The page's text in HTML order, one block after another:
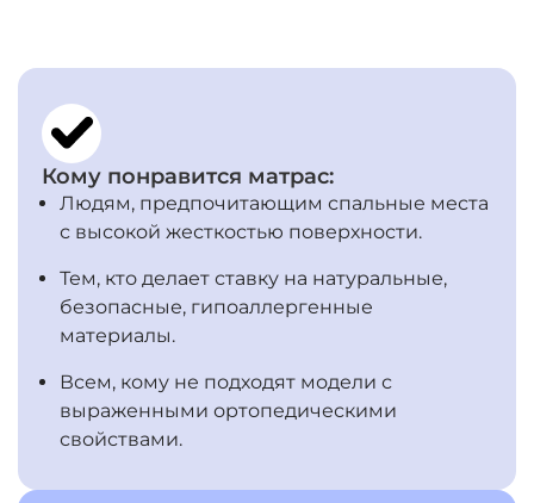
Кому понравится матрас:
Людям, предпочитающим спальные места
с высокой жесткостью поверхности.
Тем, кто делает ставку на натуральные,
безопасные, гипоаллергенные
материалы.
Всем, кому не подходят модели с
выраженными ортопедическими
свойствами.